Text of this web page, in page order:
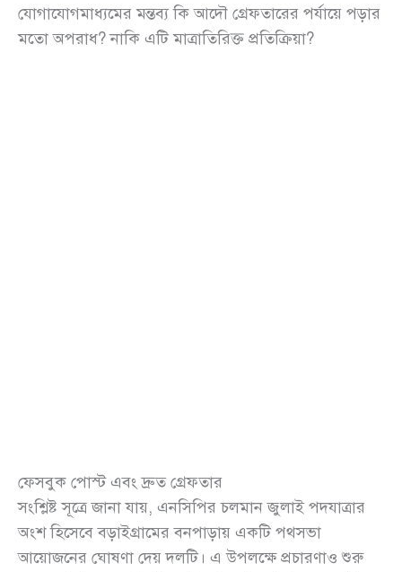
যোগাযোগমাধ্যমের মন্তব্য কি আদৌ গ্রেফতারের পর্যায়ে পড়ার
মতো অপরাধ? নাকি এটি মাত্রাতিরিক্ত প্রতিক্রিয়া?
ফেসবুক পোস্ট এবং দ্রুত গ্রেফতার
সংশ্লিষ্ট সূত্রে জানা যায়, এনসিপির চলমান জুলাই পদযাত্রার
অংশ হিসেবে বড়াইগ্রামের বনপাড়ায় একটি পথসভা
আয়োজনের ঘোষণা দেয় দলটি। এ উপলক্ষে প্রচারণাও শুরু